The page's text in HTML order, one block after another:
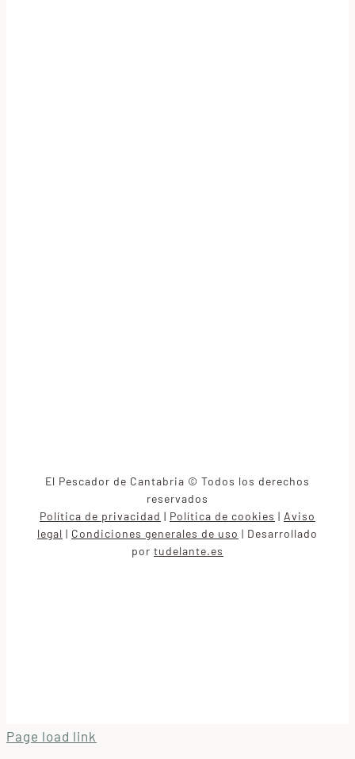
El Pescador de Cantabria © Todos los derechos
reservados
Política de privacidad | Política de cookies | Aviso
legal | Condiciones generales de uso | Desarrollado
por tudelante.es
Page load link